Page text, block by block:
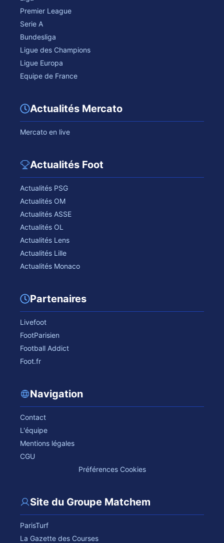
Premier League
Serie A
Bundesliga
Ligue des Champions
Ligue Europa
Equipe de France
Actualités Mercato
Mercato en live
Actualités Foot
Actualités PSG
Actualités OM
Actualités ASSE
Actualités OL
Actualités Lens
Actualités Lille
Actualités Monaco
Partenaires
Livefoot
FootParisien
Football Addict
Foot.fr
Navigation
Contact
L'équipe
Mentions légales
CGU
Préférences Cookies
Site du Groupe Matchem
ParisTurf
La Gazette des Courses